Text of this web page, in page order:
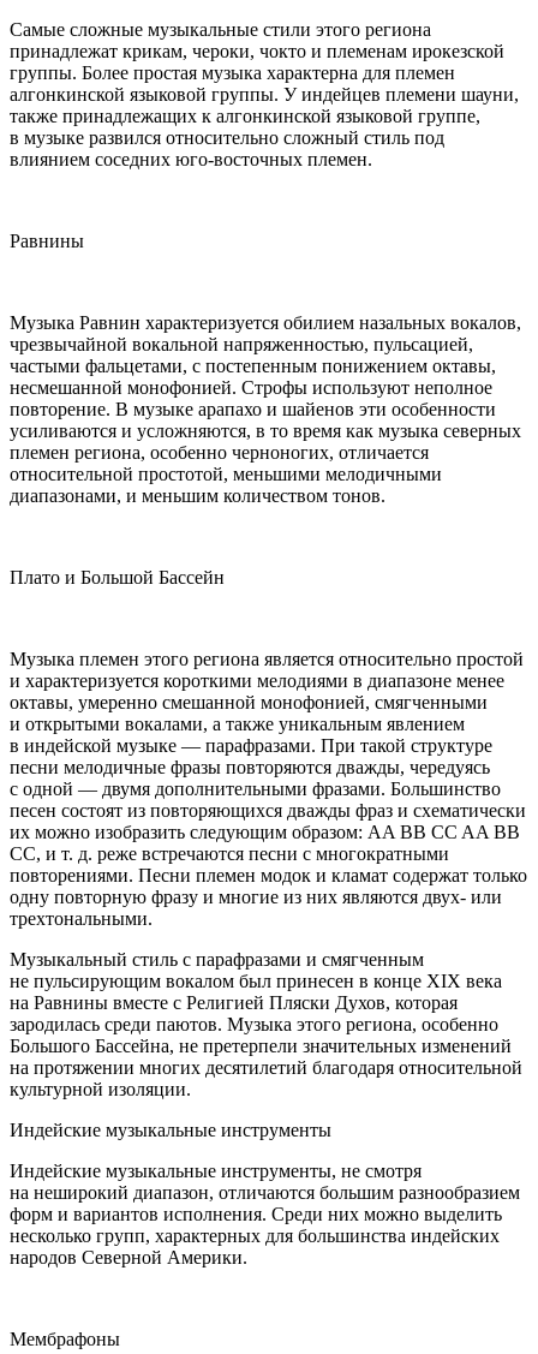
Самые сложные музыкальные стили этого региона
принадлежат крикам, чероки, чокто и племенам ирокезской
группы. Более простая музыка характерна для племен
алгонкинской языковой группы. У индейцев племени шауни,
также принадлежащих к алгонкинской языковой группе,
в музыке развился относительно сложный стиль под
влиянием соседних юго-восточных племен.
Равнины
Музыка Равнин характеризуется обилием назальных вокалов,
чрезвычайной вокальной напряженностью, пульсацией,
частыми фальцетами, с постепенным понижением октавы,
несмешанной монофонией. Строфы используют неполное
повторение. В музыке арапахо и шайенов эти особенности
усиливаются и усложняются, в то время как музыка северных
племен региона, особенно черноногих, отличается
относительной простотой, меньшими мелодичными
диапазонами, и меньшим количеством тонов.
Плато и Большой Бассейн
Музыка племен этого региона является относительно простой
и характеризуется короткими мелодиями в диапазоне менее
октавы, умеренно смешанной монофонией, смягченными
и открытыми вокалами, а также уникальным явлением
в индейской музыке — парафразами. При такой структуре
песни мелодичные фразы повторяются дважды, чередуясь
с одной — двумя дополнительными фразами. Большинство
песен состоят из повторяющихся дважды фраз и схематически
их можно изобразить следующим образом: AA BB CC AA BB
CC, и т. д. реже встречаются песни с многократными
повторениями. Песни племен модок и кламат содержат только
одну повторную фразу и многие из них являются двух- или
трехтональными.
Музыкальный стиль с парафразами и смягченным
не пульсирующим вокалом был принесен в конце XIX века
на Равнины вместе с Религией Пляски Духов, которая
зародилась среди паютов. Музыка этого региона, особенно
Большого Бассейна, не претерпели значительных изменений
на протяжении многих десятилетий благодаря относительной
культурной изоляции.
Индейские музыкальные инструменты
Индейские музыкальные инструменты, не смотря
на неширокий диапазон, отличаются большим разнообразием
форм и вариантов исполнения. Среди них можно выделить
несколько групп, характерных для большинства индейских
народов Северной Америки.
Мембрафоны